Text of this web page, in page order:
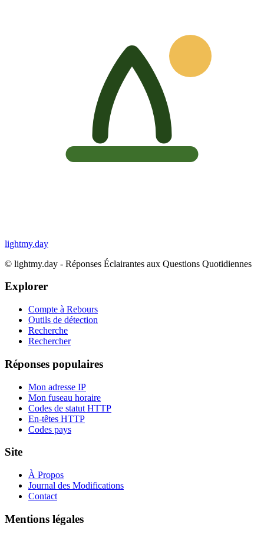
lightmy.day
© lightmy.day - Réponses Éclairantes aux Questions Quotidiennes
Explorer
Compte à Rebours
Outils de détection
Recherche
Rechercher
Réponses populaires
Mon adresse IP
Mon fuseau horaire
Codes de statut HTTP
En-têtes HTTP
Codes pays
Site
À Propos
Journal des Modifications
Contact
Mentions légales